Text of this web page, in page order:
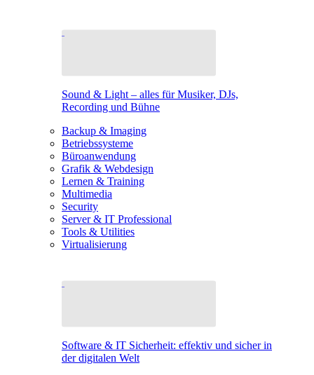
Sound & Light – alles für Musiker, DJs,
Recording und Bühne
Backup & Imaging
Betriebssysteme
Büroanwendung
Grafik & Webdesign
Lernen & Training
Multimedia
Security
Server & IT Professional
Tools & Utilities
Virtualisierung
Software & IT Sicherheit: effektiv und sicher in
der digitalen Welt